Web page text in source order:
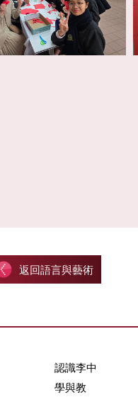
返回語言與藝術
認識李中
學與教